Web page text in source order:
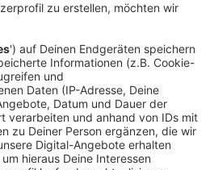
ist dieses Jahr "Wir sind
Städtekoalition gegen
über 100 europäische
In Wuppertal leben
Alle Infos zu den
Rassismus
05:59